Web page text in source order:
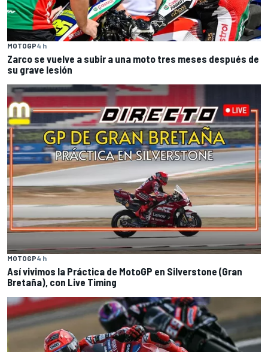
MOTOGP4 h
Zarco se vuelve a subir a una moto tres meses después de
su grave lesión
MOTOGP4 h
Así vivimos la Práctica de MotoGP en Silverstone (Gran
Bretaña), con Live Timing